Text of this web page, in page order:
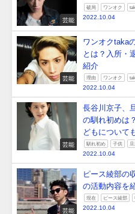
芸能
破局 ワンオク
2022.10.04
芸能
ワンオクtaka
とは？入所・
紹介
理由 ワンオク
2022.10.04
芸能
長谷川京子、
の馴れ初めは
どもについて
馴れ初め 子供
2022.10.04
芸能
ピース綾部の
の活動内容を
現在 ピース綾部
2022.10.04